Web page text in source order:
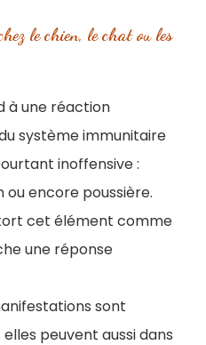
le chien, le chat ou les
à une réaction
système immunitaire
inoffensive :
encore poussière.
cet élément comme
une réponse
sont
peuvent aussi dans